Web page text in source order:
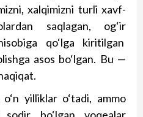
xalqimizni turli xavf-
saqlagan, og‘ir
qo‘lga kiritilgan
asos bo‘lgan. Bu —
yilliklar o‘tadi, ammo